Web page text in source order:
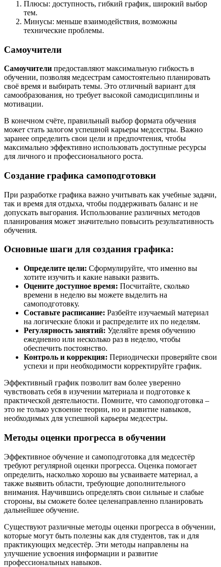
Плюсы: доступность, гибкий график, широкий выбор
тем.
Минусы: меньше взаимодействия, возможны
технические проблемы.
Самоучители
Самоучители предоставляют максимальную гибкость в
обучении, позволяя медсестрам самостоятельно планировать
своё время и выбирать темы. Это отличный вариант для
самообразования, но требует высокой самодисциплины и
мотивации.
В конечном счёте, правильный выбор формата обучения
может стать залогом успешной карьеры медсестры. Важно
заранее определить свои цели и предпочтения, чтобы
максимально эффективно использовать доступные ресурсы
для личного и профессионального роста.
Создание графика самоподготовки
При разработке графика важно учитывать как учебные задачи,
так и время для отдыха, чтобы поддерживать баланс и не
допускать выгорания. Использование различных методов
планирования может значительно повысить результативность
обучения.
Основные шаги для создания графика:
Определите цели: Сформулируйте, что именно вы
хотите изучить и какие навыки развить.
Оцените доступное время: Посчитайте, сколько
времени в неделю вы можете выделить на
самоподготовку.
Составьте расписание: Разбейте изучаемый материал
на логические блоки и распределите их по неделям.
Регулярность занятий: Уделяйте время обучению
ежедневно или несколько раз в неделю, чтобы
обеспечить постоянство.
Контроль и коррекция: Периодически проверяйте свои
успехи и при необходимости корректируйте график.
Эффективный график позволит вам более уверенно
чувствовать себя в изучении материала и подготовке к
практической деятельности. Помните, что самоподготовка –
это не только усвоение теории, но и развитие навыков,
необходимых для успешной карьеры медсестры.
Методы оценки прогресса в обучении
Эффективное обучение и самоподготовка для медсестёр
требуют регулярной оценки прогресса. Оценка помогает
определить, насколько хорошо вы усваиваете материал, а
также выявить области, требующие дополнительного
внимания. Научившись определять свои сильные и слабые
стороны, вы сможете более целенаправленно планировать
дальнейшее обучение.
Существуют различные методы оценки прогресса в обучении,
которые могут быть полезны как для студентов, так и для
практикующих медсестёр. Эти методы направлены на
улучшение усвоения информации и развитие
профессиональных навыков.